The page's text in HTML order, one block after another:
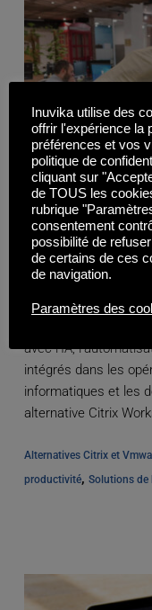
L'alternative à
négligez face à
La façon dont les
avec l'IA,
intégrés dans les
informatiques et les
alternative Citrix
Alternatives Citrix et
productivité, Solutions de
Inuvika utilise des
offrir l'expérience la
préférences et vos
politique de
cliquant sur
de TOUS les
rubrique
consentement
possibilité de
de certains de ces
de navigation.
Paramètres des